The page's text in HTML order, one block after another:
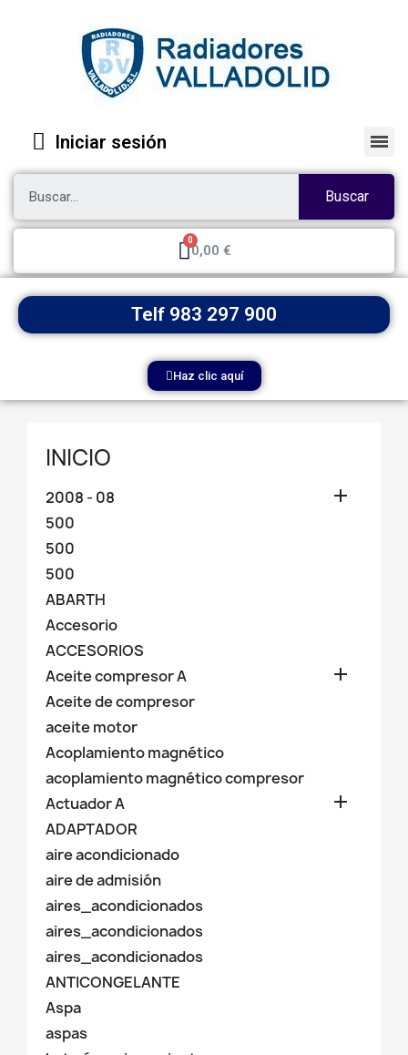
Iniciar sesión
Buscar
0,00 €
Telf 983 297 900
Haz clic aquí
INICIO
2008 - 08 
500
500
500
ABARTH
Accesorio
ACCESORIOS
Aceite compresor A

Aceite de compresor
aceite motor
Acoplamiento magnético
acoplamiento magnético compresor
Actuador A

ADAPTADOR
aire acondicionado
aire de admisión
aires_acondicionados
aires_acondicionados
aires_acondicionados
ANTICONGELANTE
Aspa
aspas